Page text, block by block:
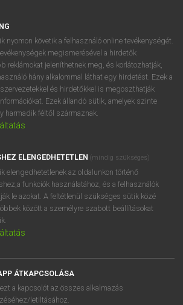
APPLIKÁCIÓ
OFFICE BŐVÍTMÉNY
BEÉPÜLŐ SZÓTÁRMODUL
nyomon követik a felhasználó online tevékenységét.
megismerésével a hirdetők
reklámokat jeleníthetnek meg, és korlátozhatják,
hány alkalommal láthat egy hirdetést. Ezek a
és hirdetőkkel is megoszthatják
Ezek állandó sütik, amelyek szinte
harmadik féltől származnak.
ELENGEDHETETLEN (mindig szükséges)
elengedhetetlenek az oldalunkon történő
funkciók használatához, és a felhasználók
le azokat. A feltétlenül szükséges sütik közé
között a személyre szabott beállításokat
ÁTKAPCSOLÁSA
a kapcsolót az összes alkalmazás
letiltásához.